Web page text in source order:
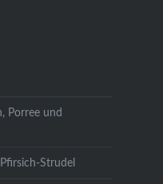
Porree und
Strudel